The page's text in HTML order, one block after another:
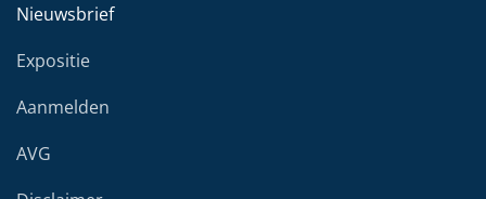
Nieuwsbrief
Expositie
Aanmelden
AVG